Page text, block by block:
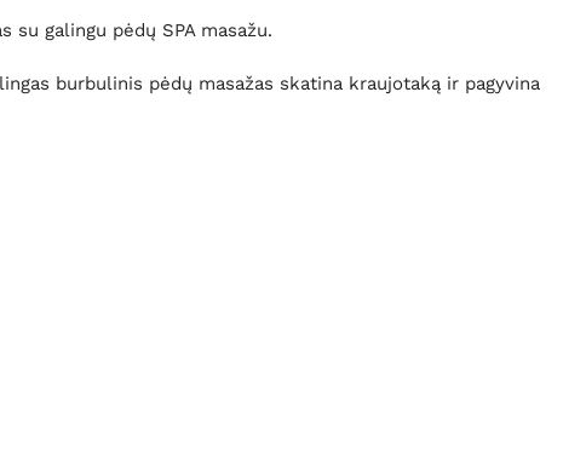
galingu pėdų SPA masažu.
burbulinis pėdų masažas skatina kraujotaką ir pagyvina